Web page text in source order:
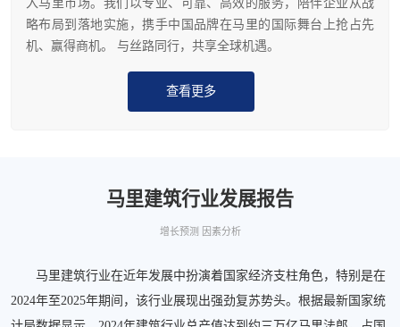
入马里市场。我们以专业、可靠、高效的服务，陪伴企业从战
略布局到落地实施，携手中国品牌在马里的国际舞台上抢占先
机、赢得商机。 与丝路同行，共享全球机遇。
查看更多
马里建筑行业发展报告
增长预测 因素分析
马里建筑行业在近年发展中扮演着国家经济支柱角色，特别是在
2024年至2025年期间，该行业展现出强劲复苏势头。根据最新国家统